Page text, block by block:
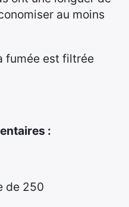
au moins
fumée est filtrée
:
de 250